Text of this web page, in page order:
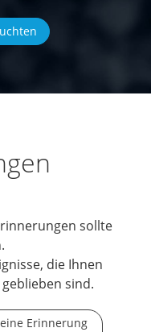
sollte
die Ihnen
sind.
Erinnerung